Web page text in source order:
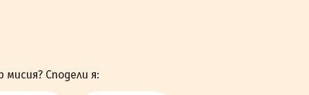
мисия? Сподели я: